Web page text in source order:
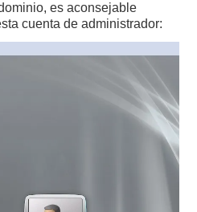
es aconsejable
cuenta de administrador: